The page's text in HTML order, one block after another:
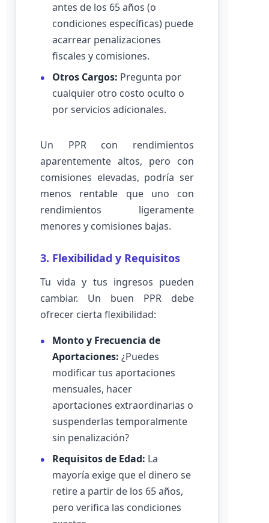
antes de los 65 años (o
condiciones específicas) puede
acarrear penalizaciones
fiscales y comisiones.
Otros Cargos: Pregunta por
cualquier otro costo oculto o
por servicios adicionales.
Un PPR con rendimientos
aparentemente altos, pero con
comisiones elevadas, podría ser
menos rentable que uno con
rendimientos ligeramente
menores y comisiones bajas.
3. Flexibilidad y Requisitos
Tu vida y tus ingresos pueden
cambiar. Un buen PPR debe
ofrecer cierta flexibilidad:
Monto y Frecuencia de
Aportaciones: ¿Puedes
modificar tus aportaciones
mensuales, hacer
aportaciones extraordinarias o
suspenderlas temporalmente
sin penalización?
Requisitos de Edad: La
mayoría exige que el dinero se
retire a partir de los 65 años,
pero verifica las condiciones